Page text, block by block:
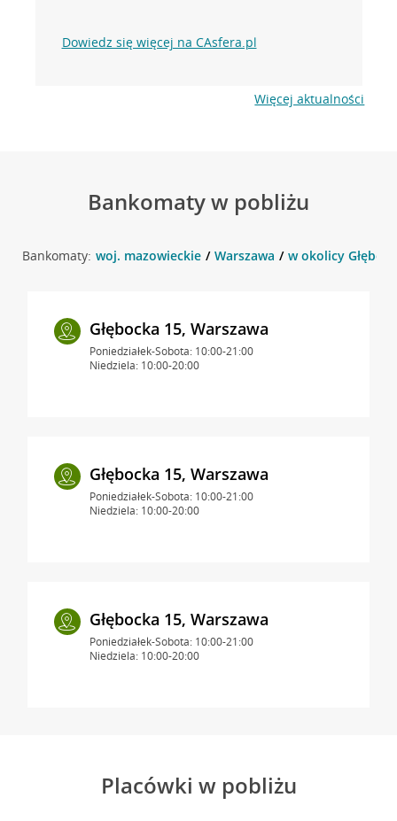
Dowiedz się więcej na CAsfera.pl
Więcej aktualności
Bankomaty w pobliżu
Bankomaty: woj. mazowieckie Warszawa w okolicy
Głębocka 15, Warszawa
Poniedziałek-Sobota: 10:00-21:00
Niedziela: 10:00-20:00
Głębocka 15, Warszawa
Poniedziałek-Sobota: 10:00-21:00
Niedziela: 10:00-20:00
Głębocka 15, Warszawa
Poniedziałek-Sobota: 10:00-21:00
Niedziela: 10:00-20:00
Placówki w pobliżu